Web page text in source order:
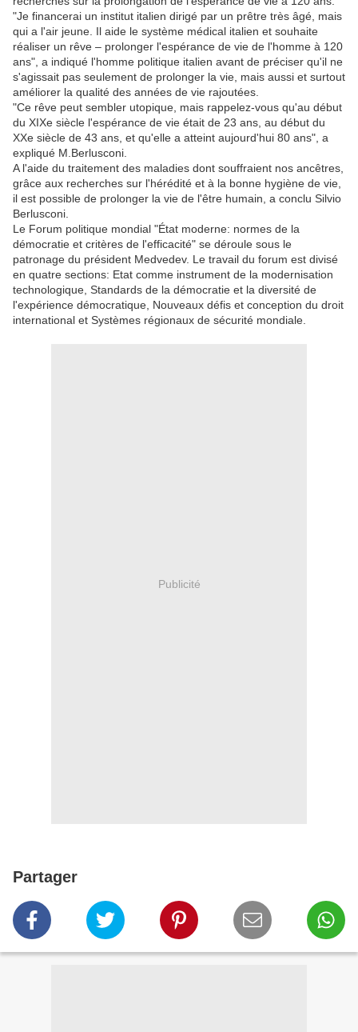
"Je financerai un institut italien dirigé par un prêtre très âgé, mais
qui a l'air jeune. Il aide le système médical italien et souhaite
réaliser un rêve – prolonger l'espérance de vie de l'homme à 120
ans", a indiqué l'homme politique italien avant de préciser qu'il ne
s'agissait pas seulement de prolonger la vie, mais aussi et surtout
améliorer la qualité des années de vie rajoutées.
"Ce rêve peut sembler utopique, mais rappelez-vous qu'au début
du XIXe siècle l'espérance de vie était de 23 ans, au début du
XXe siècle de 43 ans, et qu'elle a atteint aujourd'hui 80 ans", a
expliqué M.Berlusconi.
A l'aide du traitement des maladies dont souffraient nos ancêtres,
grâce aux recherches sur l'hérédité et à la bonne hygiène de vie,
il est possible de prolonger la vie de l'être humain, a conclu Silvio
Berlusconi.
Le Forum politique mondial "État moderne: normes de la
démocratie et critères de l'efficacité" se déroule sous le
patronage du président Medvedev. Le travail du forum est divisé
en quatre sections: Etat comme instrument de la modernisation
technologique, Standards de la démocratie et la diversité de
l'expérience démocratique, Nouveaux défis et conception du droit
international et Systèmes régionaux de sécurité mondiale.
Publicité
Partager